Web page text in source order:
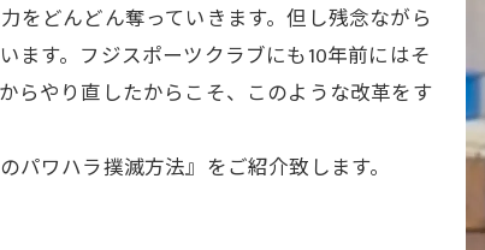
をどんどん奪っていきます。但し残念ながら
ます。フジスポーツクラブにも10年前にはそ
らやり直したからこそ、このような改革をす
ワハラ撲滅方法』をご紹介致します。